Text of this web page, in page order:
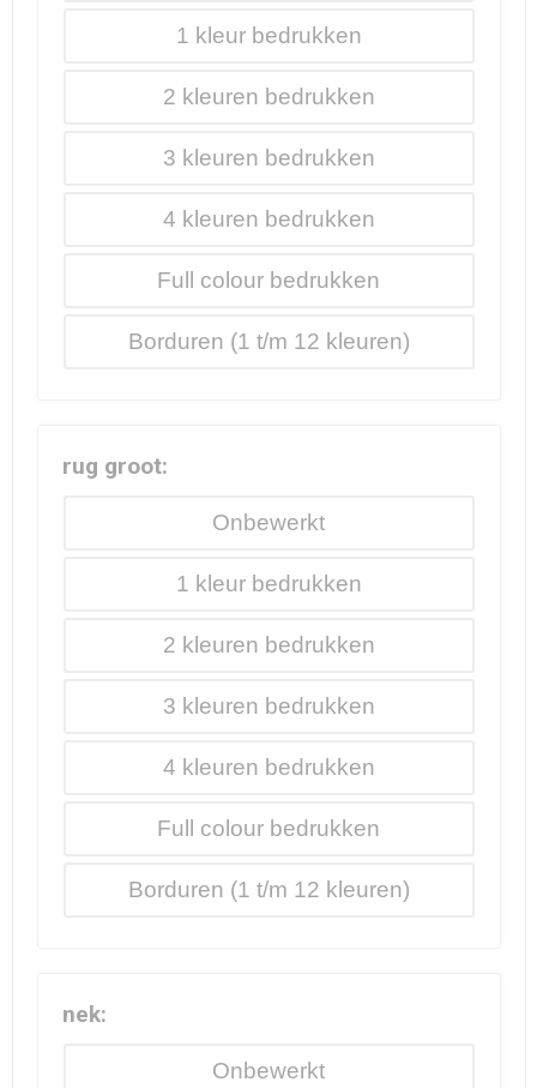
1
2
3
4
Borduren
Full colour
rug groot:
Onbewerkt
1
2
3
4
Borduren
Full colour
nek:
Onbewerkt